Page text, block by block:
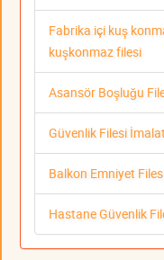
Fabrika içi kuş
kuşkonmaz filesi
Asansör Boşluğu
Güvenlik Filesi
Balkon Emniyet
Hastane Güvenlik